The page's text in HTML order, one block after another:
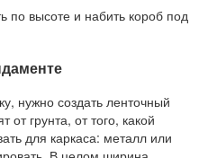
по высоте и набить короб под
нужно создать ленточный
грунта, от того, какой
для каркаса: металл или